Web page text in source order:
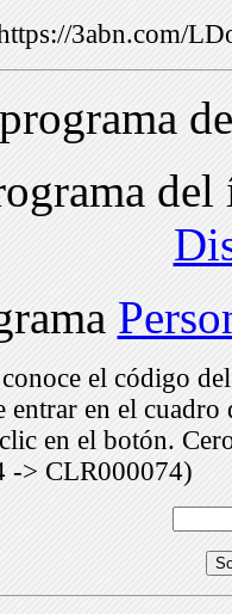
3abn.com/
el código
entrar en el
en el botón.
-> CLR000074)